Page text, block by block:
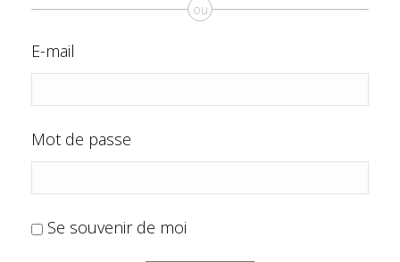
ou
E-mail
Mot de passe
Se souvenir de moi